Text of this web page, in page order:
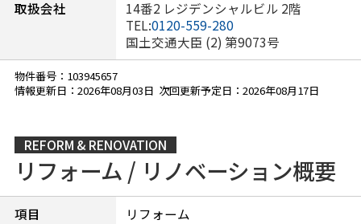
取扱会社
14番2 レジデンシャルビル 2階
TEL:0120-559-280
国土交通大臣 (2) 第9073号
物件番号：103945657
情報更新日：2026年08月03日 次回更新予定日：2026年08月17日
REFORM & RENOVATION
リフォーム / リノベーション概要
項目
リフォーム